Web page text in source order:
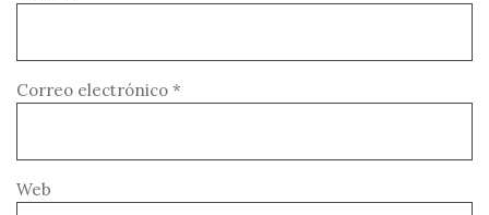
Correo electrónico *
Web